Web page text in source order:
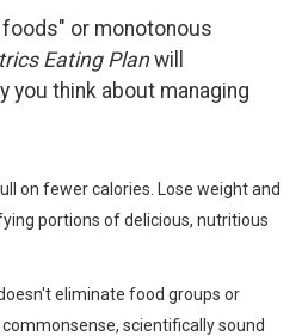
or monotonous
Eating Planwill
you think about managing
on fewer calories. Lose weight and
portions of delicious, nutritious
eliminate food groups or
scientifically sound